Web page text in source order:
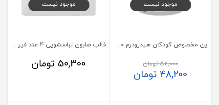
موجود نیست
پن مخصوص کودکان هیدرودرم 100 گرم
52,000تومان
48,200تومان
موجود نیست
قالب صابون لباسشویی 4 عدد فیروز 120 گرم
50,300 تومان